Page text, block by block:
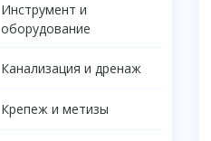
Инструмент и
оборудование
Канализация и дренаж
Крепеж и метизы